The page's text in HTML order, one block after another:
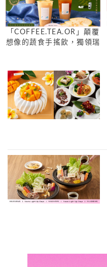
「COFFEE.TEA.OR」顛覆
想像的蔬食手搖飲，獨領瑞